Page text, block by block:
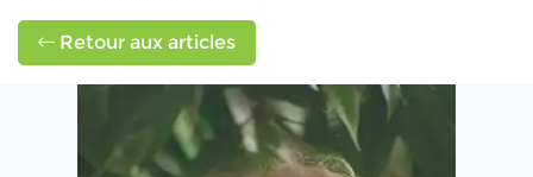
Retour aux articles